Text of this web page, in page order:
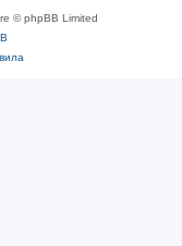
© phpBB Limited